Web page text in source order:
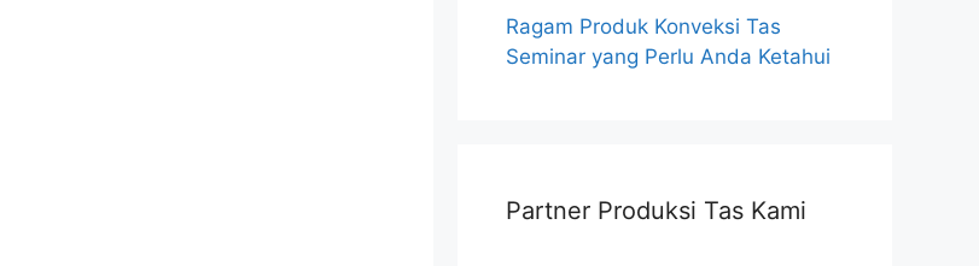
Ragam Produk Konveksi Tas
Seminar yang Perlu Anda Ketahui
Partner Produksi Tas Kami